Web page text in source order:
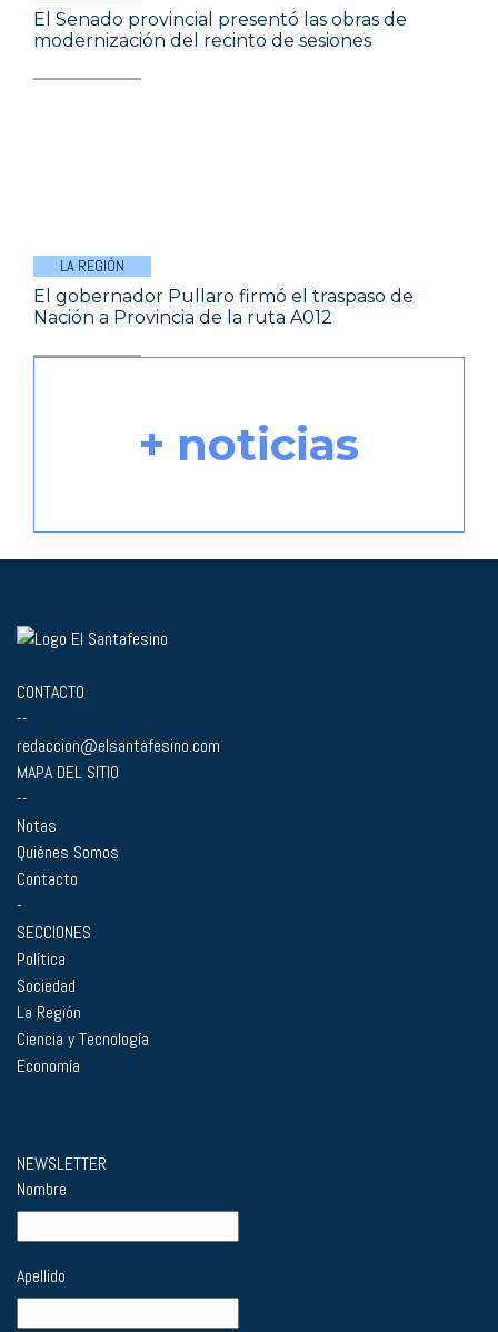
El Senado provincial presentó las obras de
modernización del recinto de sesiones
LA REGIÓN
El gobernador Pullaro firmó el traspaso de
Nación a Provincia de la ruta A012
+ noticias
CONTACTO
--
redaccion@elsantafesino.com
MAPA DEL SITIO
--
Notas
Quiénes Somos
Contacto
-
SECCIONES
Política
Sociedad
La Región
Ciencia y Tecnología
Economía
NEWSLETTER
Nombre
Apellido